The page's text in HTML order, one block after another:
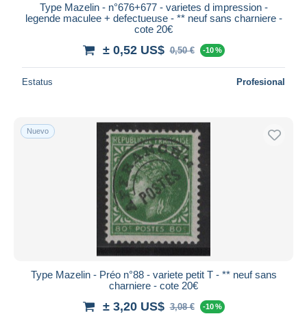
Type Mazelin - n°676+677 - varietes d impression -
legende maculee + defectueuse - ** neuf sans charniere -
cote 20€
± 0,52 US$ 0,50 € -10 %
Estatus Profesional
Nuevo
Type Mazelin - Préo n°88 - variete petit T - ** neuf sans
charniere - cote 20€
± 3,20 US$ 3,08 € -10 %